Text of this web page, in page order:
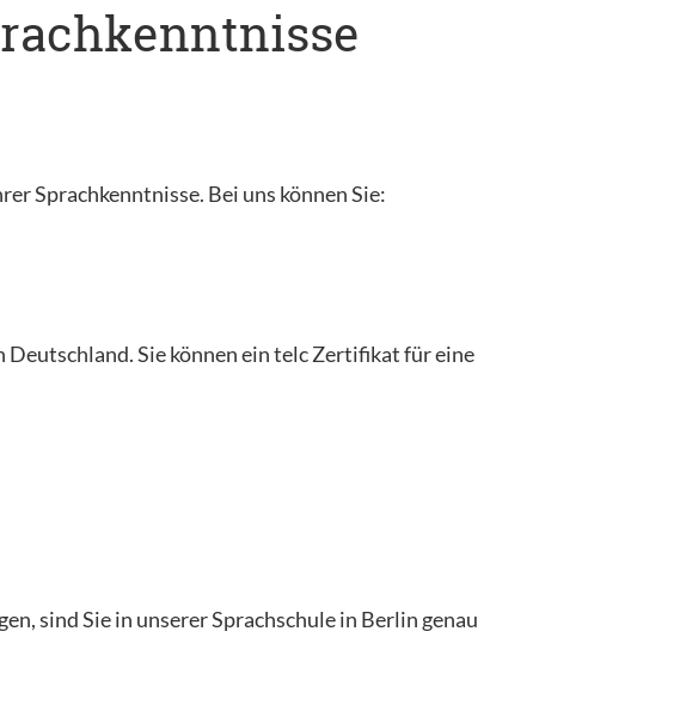
Sprachkenntnisse. Bei uns können Sie:
Sie können ein telc Zertifikat für eine
sind Sie in unserer Sprachschule in Berlin genau